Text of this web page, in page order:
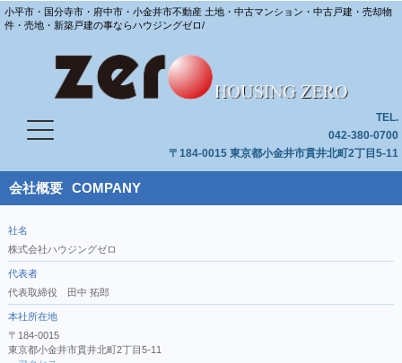
小平市・国分寺市・府中市・小金井市不動産 土地・中古マンション・中古戸建・売却物
件・売地・新築戸建の事ならハウジングゼロ/
TEL.
042-380-0700
〒184-0015 東京都小金井市貫井北町2丁目5-11
会社概要 COMPANY
社名
株式会社ハウジングゼロ
代表者
代表取締役 田中 拓郎
本社所在地
〒184-0015
東京都小金井市貫井北町2丁目5-11